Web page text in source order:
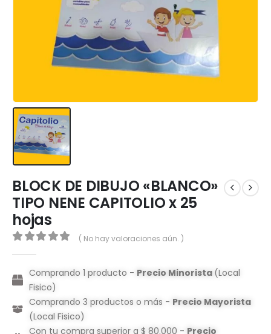
BLOCK DE DIBUJO «BLANCO»
TIPO NENE CAPITOLIO x 25
hojas
( No hay valoraciones aún. )
Comprando 1 producto - Precio Minorista (Local
Fisico)
Comprando 3 productos o más - Precio Mayorista
(Local Fisico)
Con tu compra superior a $ 80.000 - Precio